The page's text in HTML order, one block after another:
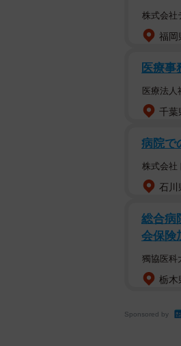
株式会社
福岡
医療事
医療法人
千葉
病院で
株式会社
石川
総合病
会保険
獨協医科
栃木
Sponsored by